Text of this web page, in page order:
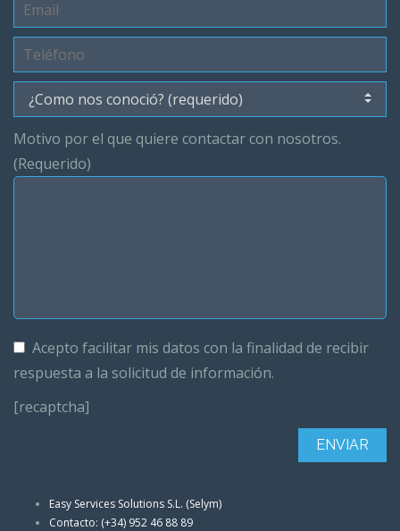
¿Como nos conoció? (requerido)
Motivo por el que quiere contactar con nosotros.
(Requerido)
Acepto facilitar mis datos con la finalidad de recibir
respuesta a la solicitud de información.
[recaptcha]
Easy Services Solutions S.L. (Selym)
Contacto: (+34) 952 46 88 89